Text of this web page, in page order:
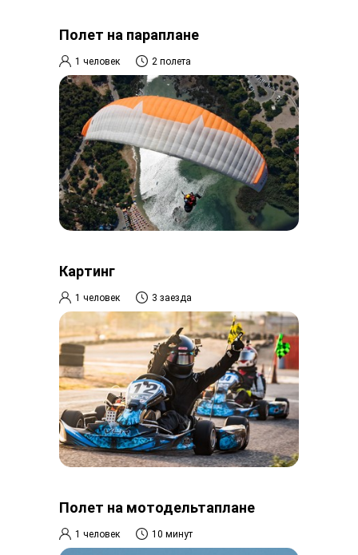
Полет на параплане
1 человек 2 полета
Картинг
1 человек 3 заезда
Полет на мотодельтаплане
1 человек 10 минут